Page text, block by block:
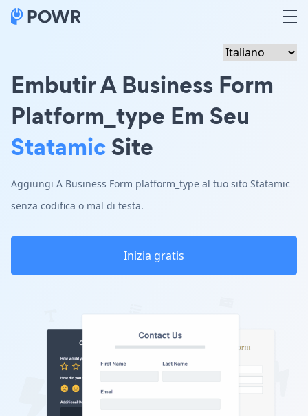
Embutir A Business Form
Platform_type Em Seu
StatamicSite
Aggiungi A Business Form platform_type al tuo sito Statamic
senza codifica o mal di testa.
Inizia gratis